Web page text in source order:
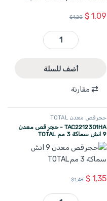
$1,09
$1,20
TAC2162301 - حجر قص معدن 9 انش سماكة 1.6 مم TOTAL حديث quantity
أضف للسلة
مقارنة
حجر قص معدن TOTAL
TAC2212301HA - حجر قص معدن
9 انش سماكة 3 مم TOTAL
$1,35
$1,48